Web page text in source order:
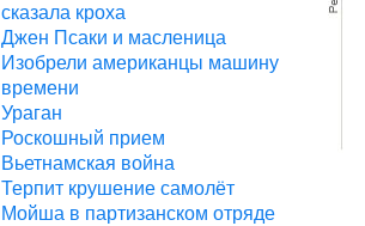
сказала кроха
Джен Псаки и масленица
Изобрели американцы машину
времени
Ураган
Роскошный прием
Вьетнамская война
Терпит крушение самолёт
Мойша в партизанском отряде